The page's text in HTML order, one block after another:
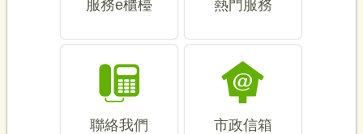
服務e櫃檯 熱門服務
聯絡我們 市政信箱